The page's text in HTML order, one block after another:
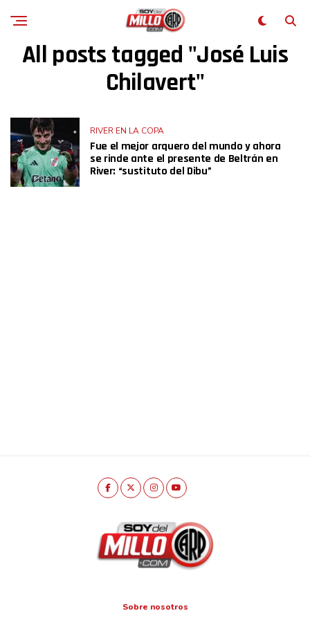
All posts tagged "José Luis
Chilavert"
RIVER EN LA COPA
Fue el mejor arquero del mundo y ahora
se rinde ante el presente de Beltrán en
River: “sustituto del Dibu”
Sobre nosotros